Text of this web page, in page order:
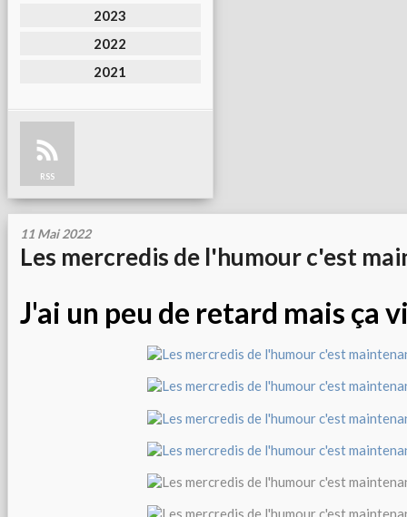
2023
2022
2021
RSS
11 Mai 2022
Les mercredis de l'humour c'est
J'ai un peu de retard mais ça